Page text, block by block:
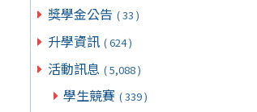
獎學金公告 ( 33 )
升學資訊 ( 624 )
活動訊息 ( 5,088 )
學生競賽 ( 339 )